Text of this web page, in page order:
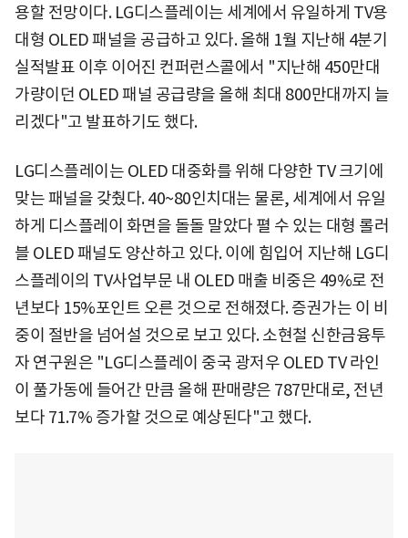
용할 전망이다. LG디스플레이는 세계에서 유일하게 TV용
대형 OLED 패널을 공급하고 있다. 올해 1월 지난해 4분기
실적발표 이후 이어진 컨퍼런스콜에서 "지난해 450만대
가량이던 OLED 패널 공급량을 올해 최대 800만대까지 늘
리겠다"고 발표하기도 했다.
LG디스플레이는 OLED 대중화를 위해 다양한 TV 크기에
맞는 패널을 갖췄다. 40~80인치대는 물론, 세계에서 유일
하게 디스플레이 화면을 돌돌 말았다 펼 수 있는 대형 롤러
블 OLED 패널도 양산하고 있다. 이에 힘입어 지난해 LG디
스플레이의 TV사업부문 내 OLED 매출 비중은 49%로 전
년보다 15%포인트 오른 것으로 전해졌다. 증권가는 이 비
중이 절반을 넘어설 것으로 보고 있다. 소현철 신한금융투
자 연구원은 "LG디스플레이 중국 광저우 OLED TV 라인
이 풀가동에 들어간 만큼 올해 판매량은 787만대로, 전년
보다 71.7% 증가할 것으로 예상된다"고 했다.